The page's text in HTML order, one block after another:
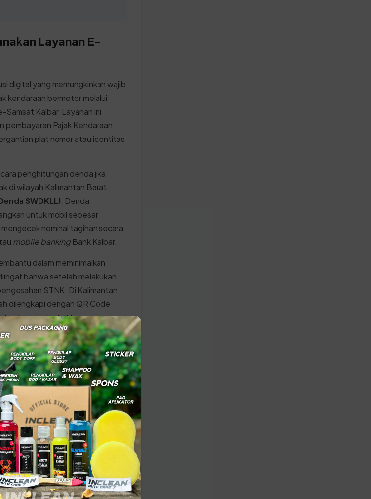
Layanan E-
digital yang memungkinkan wajib
kendaraan bermotor melalui
Samsat Kalbar. Layanan ini
pembayaran Pajak Kendaraan
plat nomor atau identitas
penghitungan denda jika
di wilayah Kalimantan Barat,
SWDKLLJ . Denda
untuk mobil sebesar
nominal tagihan secara
mobile banking Bank Kalbar.
dalam meminimalkan
bahwa setelah melakukan
STNK. Di Kalimantan
dilengkapi dengan QR Code
kunjungan singkat ke gerai
Pajak Daerah) yang baru.
Sintang
Kalimantan Barat, pastikan